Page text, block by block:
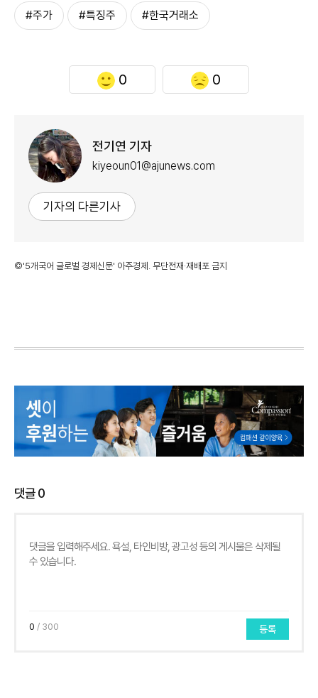
#주가 #특징주 #한국거래소
0 0
전기연 기자
kiyeoun01@ajunews.com
기자의 다른기사
©'5개국어 글로벌 경제신문' 아주경제. 무단전재·재배포 금지
댓글0
0 / 300 등록